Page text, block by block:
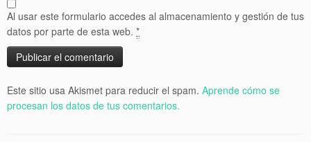
Al usar este formulario accedes al almacenamiento y gestión de tus
datos por parte de esta web. *
Este sitio usa Akismet para reducir el spam. Aprende cómo se
procesan los datos de tus comentarios.